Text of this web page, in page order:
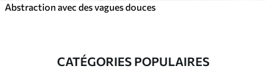
Abstraction avec des vagues douces
CATÉGORIES POPULAIRES